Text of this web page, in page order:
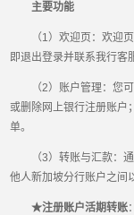
主要功能
（1）欢迎页：欢迎页
即退出登录并联系我行客
（2）账户管理：您可
或删除网上银行注册账户
单。
（3）转账与汇款：通
他人新加坡分行账户之间
★注册账户活期转账